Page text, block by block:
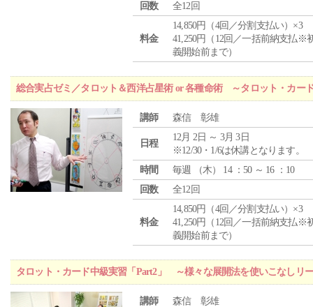
回数
全12回
料金
14,850円（4回／分割支払い）×3
41,250円（12回／一括前納支払※
義開始前まで）
総合実占ゼミ／タロット＆西洋占星術 or 各種命術 ～タロット・カー
講師 森信 彰雄
日程
12月 2日 ～ 3月 3日
※12/30・1/6は休講となります。
時間
毎週 （木） 14 ：50 ～ 16 ：10
回数
全12回
料金
14,850円（4回／分割支払い）×3
41,250円（12回／一括前納支払※
義開始前まで）
タロット・カード中級実習「Part2」 ～様々な展開法を使いこなしリ
講師 森信 彰雄